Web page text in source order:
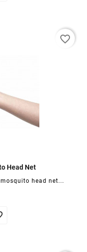
Head Net
head net...
favorite_border